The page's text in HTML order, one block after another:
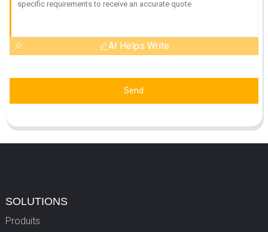
AI Helps Write
Send
SOLUTIONS
Produits